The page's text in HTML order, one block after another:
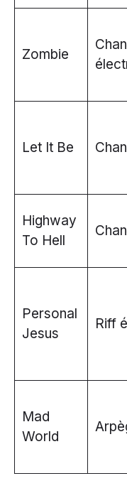
Zombie
Let It Be
Highway
To Hell
Personal
Jesus
Riff
Mad
World